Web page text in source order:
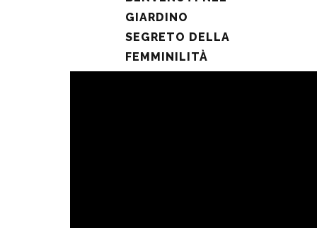
GIARDINO
SEGRETO DELLA
FEMMINILITÀ